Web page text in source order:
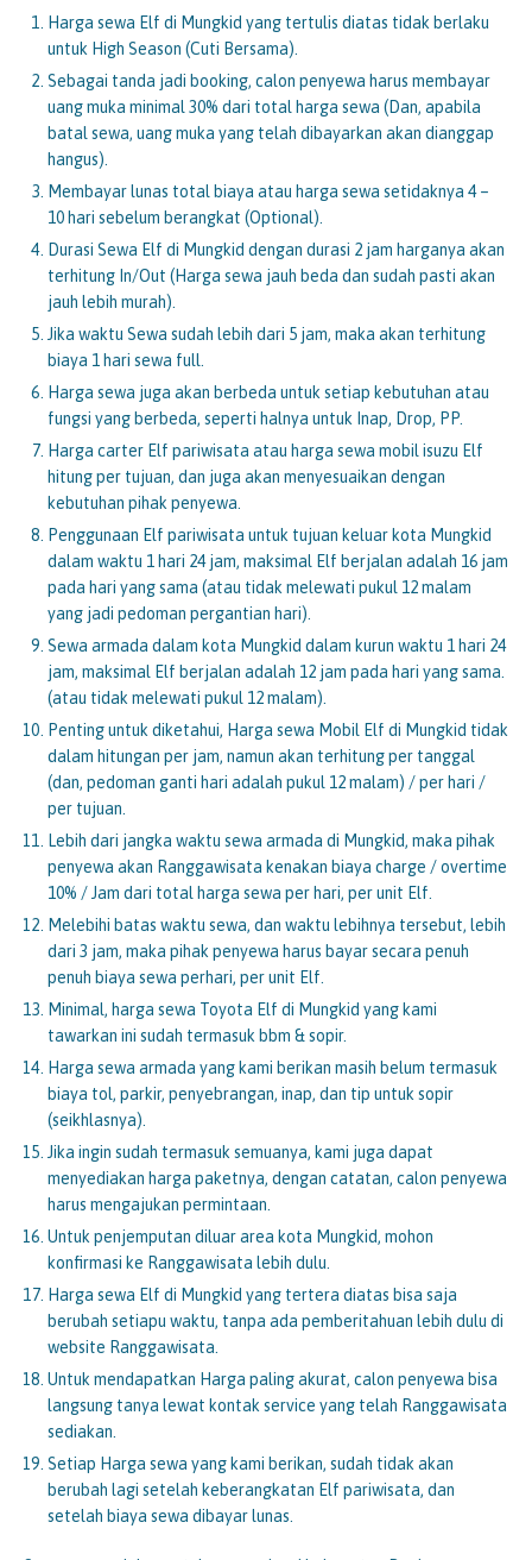
Harga sewa Elf di Mungkid yang tertulis diatas tidak berlaku
untuk High Season (Cuti Bersama).
Sebagai tanda jadi booking, calon penyewa harus membayar
uang muka minimal 30% dari total harga sewa (Dan, apabila
batal sewa, uang muka yang telah dibayarkan akan dianggap
hangus).
Membayar lunas total biaya atau harga sewa setidaknya 4 –
10 hari sebelum berangkat (Optional).
Durasi Sewa Elf di Mungkid dengan durasi 2 jam harganya akan
terhitung In/Out (Harga sewa jauh beda dan sudah pasti akan
jauh lebih murah).
Jika waktu Sewa sudah lebih dari 5 jam, maka akan terhitung
biaya 1 hari sewa full.
Harga sewa juga akan berbeda untuk setiap kebutuhan atau
fungsi yang berbeda, seperti halnya untuk Inap, Drop, PP.
Harga carter Elf pariwisata atau harga sewa mobil isuzu Elf
hitung per tujuan, dan juga akan menyesuaikan dengan
kebutuhan pihak penyewa.
Penggunaan Elf pariwisata untuk tujuan keluar kota Mungkid
dalam waktu 1 hari 24 jam, maksimal Elf berjalan adalah 16 jam
pada hari yang sama (atau tidak melewati pukul 12 malam
yang jadi pedoman pergantian hari).
Sewa armada dalam kota Mungkid dalam kurun waktu 1 hari 24
jam, maksimal Elf berjalan adalah 12 jam pada hari yang sama.
(atau tidak melewati pukul 12 malam).
Penting untuk diketahui, Harga sewa Mobil Elf di Mungkid tidak
dalam hitungan per jam, namun akan terhitung per tanggal
(dan, pedoman ganti hari adalah pukul 12 malam) / per hari /
per tujuan.
Lebih dari jangka waktu sewa armada di Mungkid, maka pihak
penyewa akan Ranggawisata kenakan biaya charge / overtime
10% / Jam dari total harga sewa per hari, per unit Elf.
Melebihi batas waktu sewa, dan waktu lebihnya tersebut, lebih
dari 3 jam, maka pihak penyewa harus bayar secara penuh
penuh biaya sewa perhari, per unit Elf.
Minimal, harga sewa Toyota Elf di Mungkid yang kami
tawarkan ini sudah termasuk bbm & sopir.
Harga sewa armada yang kami berikan masih belum termasuk
biaya tol, parkir, penyebrangan, inap, dan tip untuk sopir
(seikhlasnya).
Jika ingin sudah termasuk semuanya, kami juga dapat
menyediakan harga paketnya, dengan catatan, calon penyewa
harus mengajukan permintaan.
Untuk penjemputan diluar area kota Mungkid, mohon
konfirmasi ke Ranggawisata lebih dulu.
Harga sewa Elf di Mungkid yang tertera diatas bisa saja
berubah setiapu waktu, tanpa ada pemberitahuan lebih dulu di
website Ranggawisata.
Untuk mendapatkan Harga paling akurat, calon penyewa bisa
langsung tanya lewat kontak service yang telah Ranggawisata
sediakan.
Setiap Harga sewa yang kami berikan, sudah tidak akan
berubah lagi setelah keberangkatan Elf pariwisata, dan
setelah biaya sewa dibayar lunas.